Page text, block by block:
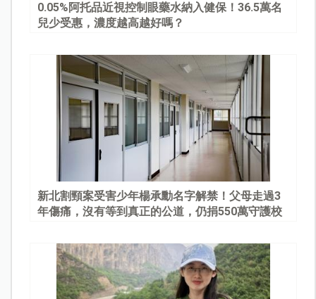
0.05%阿托品近視控制眼藥水納入健保！36.5萬名
兒少受惠，濃度越高越好嗎？
新北割頸案受害少年楊承勳名字解禁！父母走過3
年傷痛，沒有等到真正的公道，仍捐550萬守護校